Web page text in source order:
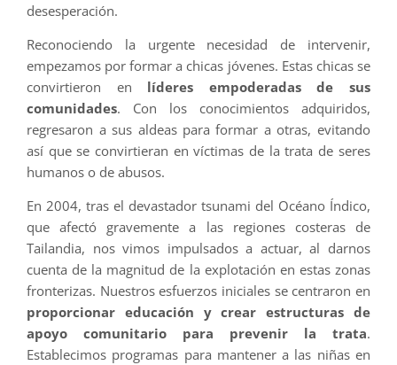
desesperación.
Reconociendo la urgente necesidad de intervenir,
empezamos por formar a chicas jóvenes. Estas chicas se
convirtieron en líderes empoderadas de sus
comunidades. Con los conocimientos adquiridos,
regresaron a sus aldeas para formar a otras, evitando
así que se convirtieran en víctimas de la trata de seres
humanos o de abusos.
En 2004, tras el devastador tsunami del Océano Índico,
que afectó gravemente a las regiones costeras de
Tailandia, nos vimos impulsados a actuar, al darnos
cuenta de la magnitud de la explotación en estas zonas
fronterizas. Nuestros esfuerzos iniciales se centraron en
proporcionar educación y crear estructuras de
apoyo comunitario para prevenir la trata.
Establecimos programas para mantener a las niñas en